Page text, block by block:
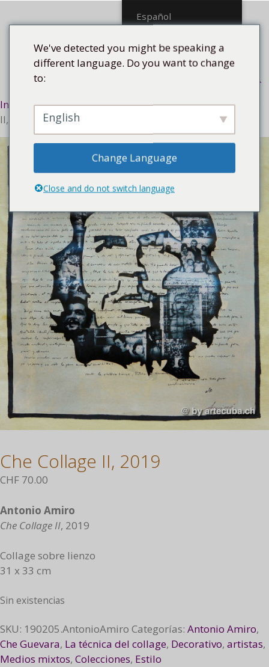
Menú
Inicio /Tecnología/La técnica del collage/ Che Collage
II, 2019
Che Collage II, 2019
CHF 70.00
Antonio Amiro
Che Collage II, 2019
Collage sobre lienzo
31 x 33 cm
Sin existencias
SKU: 190205.AntonioAmiro Categorías: Antonio Amiro,
Che Guevara, La técnica del collage, Decorativo, artistas,
Medios mixtos, Colecciones, Estilo
Español
We've detected you might be speaking a
different language. Do you want to change
to:
English
Change Language
Close and do not switch language